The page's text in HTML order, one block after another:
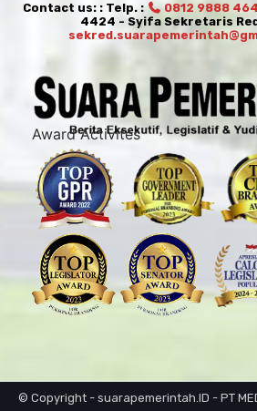
Contact us: : Telp. : 0812 9888
4424 - Syifa Sekretaris
Award Activites
© Copyright - suarapemerintah.ID - PT